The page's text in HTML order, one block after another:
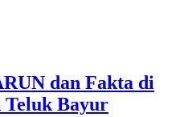
dan Fakta di
Bayur